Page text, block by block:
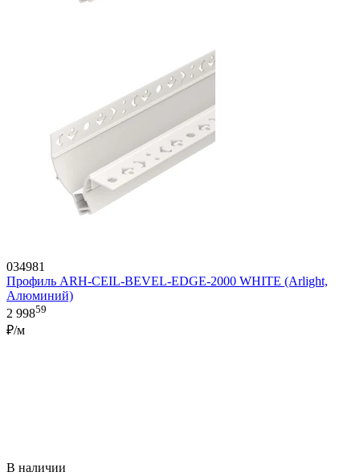
034981
Профиль ARH-CEIL-BEVEL-EDGE-2000 WHITE (Arlight,
Алюминий)
2 99859
₽/м
В наличии